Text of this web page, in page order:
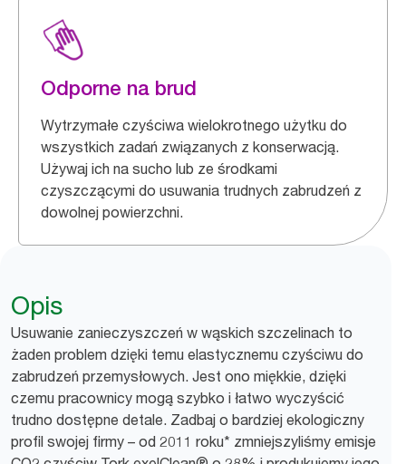
Odporne na brud
Wytrzymałe czyściwa wielokrotnego użytku do
wszystkich zadań związanych z konserwacją.
Używaj ich na sucho lub ze środkami
czyszczącymi do usuwania trudnych zabrudzeń z
dowolnej powierzchni.
Opis
Usuwanie zanieczyszczeń w wąskich szczelinach to
żaden problem dzięki temu elastycznemu czyściwu do
zabrudzeń przemysłowych. Jest ono miękkie, dzięki
czemu pracownicy mogą szybko i łatwo wyczyścić
trudno dostępne detale. Zadbaj o bardziej ekologiczny
profil swojej firmy – od 2011 roku* zmniejszyliśmy emisje